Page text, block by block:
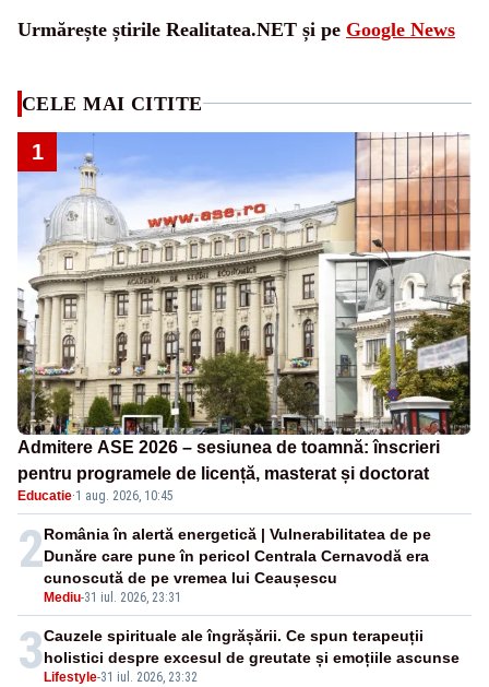
Urmărește știrile Realitatea.NET și pe Google News
CELE MAI CITITE
1
Admitere ASE 2026 – sesiunea de toamnă: înscrieri
pentru programele de licență, masterat și doctorat
Educatie·1 aug. 2026, 10:45
2
Mediu-31 iul. 2026, 23:31
România în alertă energetică | Vulnerabilitatea de pe
Dunăre care pune în pericol Centrala Cernavodă era
cunoscută de pe vremea lui Ceaușescu
3 Lifestyle-31 iul. 2026, 23:32
Cauzele spirituale ale îngrășării. Ce spun terapeuții
holistici despre excesul de greutate și emoțiile ascunse